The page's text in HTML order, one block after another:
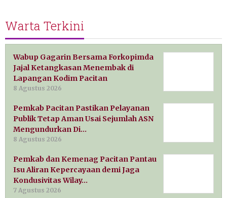
Warta Terkini
Wabup Gagarin Bersama Forkopimda
Jajal Ketangkasan Menembak di
Lapangan Kodim Pacitan
8 Agustus 2026
Pemkab Pacitan Pastikan Pelayanan
Publik Tetap Aman Usai Sejumlah ASN
Mengundurkan Di…
8 Agustus 2026
Pemkab dan Kemenag Pacitan Pantau
Isu Aliran Kepercayaan demi Jaga
Kondusivitas Wilay…
7 Agustus 2026